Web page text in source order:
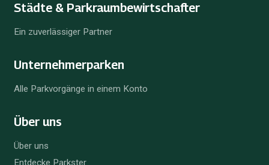
Städte & Parkraum­bewirtschafter
Ein zuverlässiger Partner
Unternehmer­parken
Alle Parkvorgänge in einem Konto
Über uns
Über uns
Entdecke Parkster